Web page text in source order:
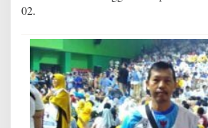
02.